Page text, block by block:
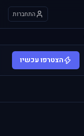
התחברות
הצטרפו עכשיו